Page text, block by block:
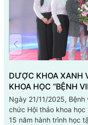
DƯỢC KHOA XANH
KHOA HỌC “BỆNH
15 NĂM HÀNH
Ngày 21/11/2025, Bệnh
chức Hội thảo khoa học
15 năm hành trình học